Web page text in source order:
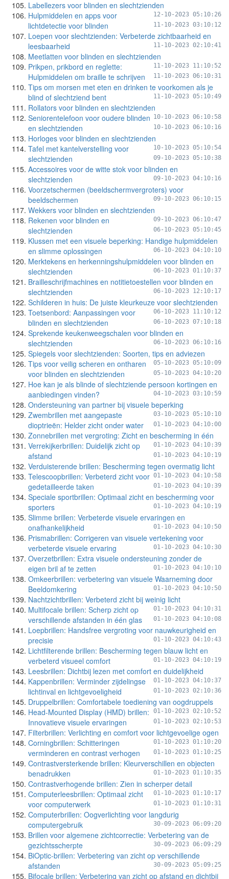
Labellezers voor blinden en slechtzienden
12-10-2023 05:10:26
Hulpmiddelen en apps voor
lichtdetectie voor blinden
11-10-2023 03:10:12
Loepen voor slechtzienden: Verbeterde zichtbaarheid en
leesbaarheid
11-10-2023 02:10:41
Meetlatten voor blinden en slechtzienden
11-10-2023 11:10:52
Prikpen, prikbord en reglette:
Hulpmiddelen om braille te schrijven
11-10-2023 06:10:31
Tips om morsen met eten en drinken te voorkomen als je
blind of slechtziend bent
11-10-2023 05:10:49
Rollators voor blinden en slechtzienden
10-10-2023 06:10:58
Seniorentelefoon voor oudere blinden
en slechtzienden
10-10-2023 06:10:16
Horloges voor blinden en slechtzienden
10-10-2023 05:10:54
Tafel met kantelverstelling voor
slechtzienden
09-10-2023 05:10:38
Accessoires voor de witte stok voor blinden en
slechtzienden
09-10-2023 04:10:16
Voorzetschermen (beeldschermvergroters) voor
beeldschermen
09-10-2023 06:10:15
Wekkers voor blinden en slechtzienden
09-10-2023 06:10:47
Rekenen voor blinden en
slechtzienden
06-10-2023 05:10:45
Klussen met een visuele beperking: Handige hulpmiddelen
en slimme oplossingen
06-10-2023 04:10:10
Merktekens en herkenningshulpmiddelen voor blinden en
slechtzienden
06-10-2023 01:10:37
Brailleschrijfmachines en notitietoestellen voor blinden en
slechtzienden
06-10-2023 12:10:17
Schilderen in huis: De juiste kleurkeuze voor slechtzienden
06-10-2023 11:10:12
Toetsenbord: Aanpassingen voor
blinden en slechtzienden
06-10-2023 07:10:18
Sprekende keukenweegschalen voor blinden en
slechtzienden
06-10-2023 06:10:16
Spiegels voor slechtzienden: Soorten, tips en adviezen
05-10-2023 05:10:09
Tips voor veilig scheren en ontharen
voor blinden en slechtzienden
05-10-2023 04:10:20
Hoe kan je als blinde of slechtziende persoon kortingen en
aanbiedingen vinden?
04-10-2023 03:10:59
Ondersteuning van partner bij visuele beperking
03-10-2023 05:10:10
Zwembrillen met aangepaste
dioptrieën: Helder zicht onder water
01-10-2023 04:10:00
Zonnebrillen met vergroting: Zicht en bescherming in één
01-10-2023 04:10:39
Verrekijkerbrillen: Duidelijk zicht op
afstand
01-10-2023 04:10:19
Verduisterende brillen: Bescherming tegen overmatig licht
01-10-2023 04:10:58
Telescoopbrillen: Verbeterd zicht voor
gedetailleerde taken
01-10-2023 04:10:39
Speciale sportbrillen: Optimaal zicht en bescherming voor
sporters
01-10-2023 04:10:19
Slimme brillen: Verbeterde visuele ervaringen en
onafhankelijkheid
01-10-2023 04:10:50
Prismabrillen: Corrigeren van visuele vertekening voor
verbeterde visuele ervaring
01-10-2023 04:10:30
Overzetbrillen: Extra visuele ondersteuning zonder de
eigen bril af te zetten
01-10-2023 04:10:10
Omkeerbrillen: verbetering van visuele Waarneming door
Beeldomkering
01-10-2023 04:10:50
Nachtzichtbrillen: Verbeterd zicht bij weinig licht
01-10-2023 04:10:31
Multifocale brillen: Scherp zicht op
verschillende afstanden in één glas
01-10-2023 04:10:08
Loepbrillen: Handsfree vergroting voor nauwkeurigheid en
precisie
01-10-2023 04:10:43
Lichtfilterende brillen: Bescherming tegen blauw licht en
verbeterd visueel comfort
01-10-2023 04:10:19
Leesbrillen: Dichtbij lezen met comfort en duidelijkheid
01-10-2023 04:10:37
Kappenbrillen: Verminder zijdelingse
lichtinval en lichtgevoeligheid
01-10-2023 02:10:36
Druppelbrillen: Comfortabele toediening van oogdruppels
01-10-2023 02:10:52
Head-Mounted Display (HMD) brillen:
Innovatieve visuele ervaringen
01-10-2023 02:10:53
Filterbrillen: Verlichting en comfort voor lichtgevoelige ogen
01-10-2023 01:10:20
Corningbrillen: Schitteringen
verminderen en contrast verhogen
01-10-2023 01:10:25
Contrastversterkende brillen: Kleurverschillen en objecten
benadrukken
01-10-2023 01:10:35
Contrastverhogende brillen: Zien in scherper detail
01-10-2023 01:10:17
Computerleesbrillen: Optimaal zicht
voor computerwerk
01-10-2023 01:10:31
Computerbrillen: Oogverlichting voor langdurig
computergebruik
30-09-2023 06:09:20
Brillen voor algemene zichtcorrectie: Verbetering van de
gezichtsscherpte
30-09-2023 06:09:29
BiOptic-brillen: Verbetering van zicht op verschillende
afstanden
30-09-2023 05:09:25
Bifocale brillen: Verbetering van zicht op afstand en dichtbij